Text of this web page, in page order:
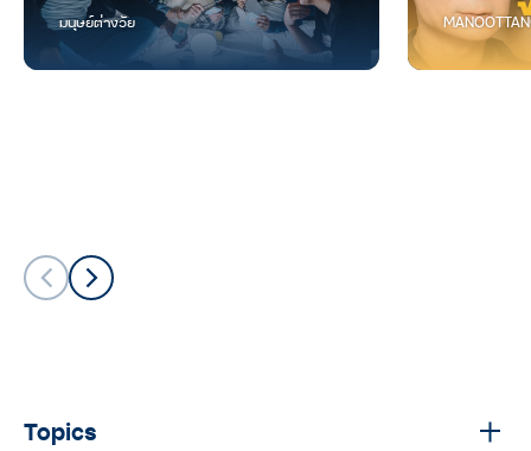
มนุษย์ต่างวัย
Topics